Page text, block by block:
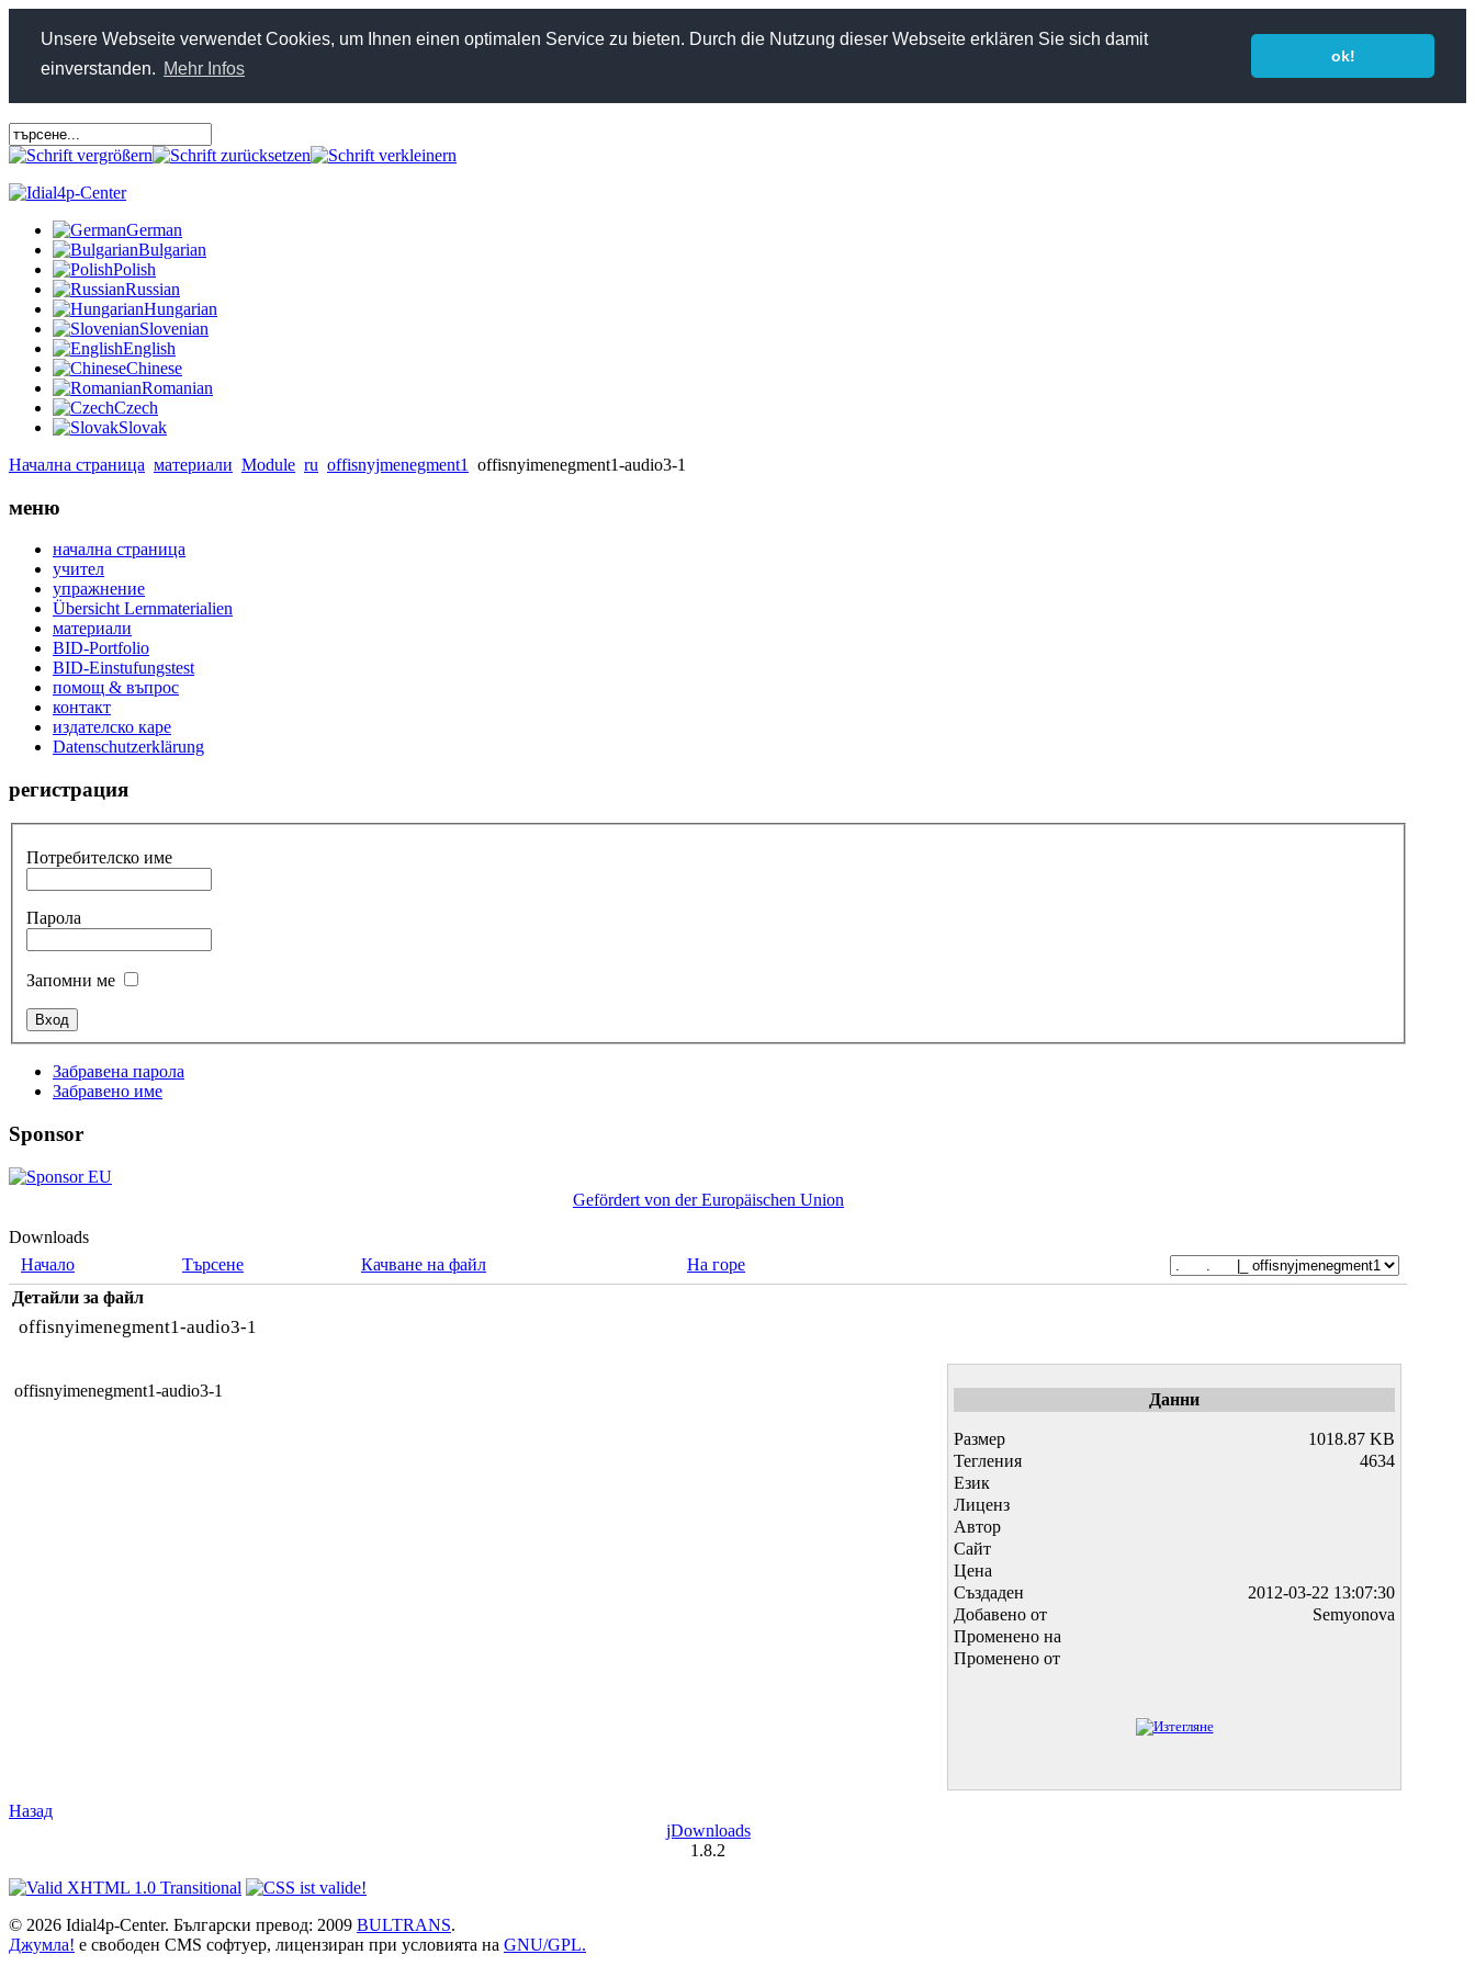
Unsere Webseite verwendet Cookies, um Ihnen einen optimalen Service zu bieten. Durch die Nutzung dieser Webseite erklären Sie sich damit
einverstanden. Mehr Infos
ok!
German
Bulgarian
Polish
Russian
Hungarian
Slovenian
English
Chinese
Romanian
Czech
Slovak
Начална страница материали Module ru offisnyjmenegment1 offisnyimenegment1-audio3-1
меню
начална страница
учител
упражнение
Übersicht Lernmaterialien
материали
BID-Portfolio
BID-Einstufungstest
помощ & въпрос
контакт
издателско каре
Datenschutzerklärung
регистрация
Потребителско име
Парола
Запомни ме
Забравена парола
Забравено име
Sponsor
Gefördert von der Europäischen Union
Downloads
Начало
Търсене Качване на файл
На горе
Детайли за файл
offisnyimenegment1-audio3-1
offisnyimenegment1-audio3-1 Данни
Размер
1018.87 KB
Тегления
4634
Език
Лиценз
Автор
Сайт
Цена
Създаден
2012-03-22 13:07:30
Добавено от
Semyonova
Променено на
Променено от
Назад
jDownloads
1.8.2
© 2026 Idial4p-Center. Български превод: 2009 BULTRANS.
Джумла! е свободен CMS софтуер, лицензиран при условията на GNU/GPL.